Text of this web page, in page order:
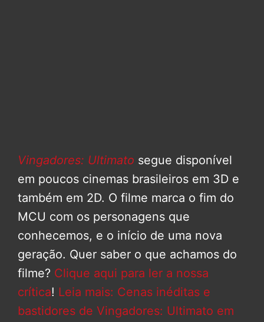
Vingadores: Ultimato segue disponível
em poucos cinemas brasileiros em 3D e
também em 2D. O filme marca o fim do
MCU com os personagens que
conhecemos, e o início de uma nova
geração. Quer saber o que achamos do
filme? Clique aqui para ler a nossa
crítica! Leia mais: Cenas inéditas e
bastidores de Vingadores: Ultimato em